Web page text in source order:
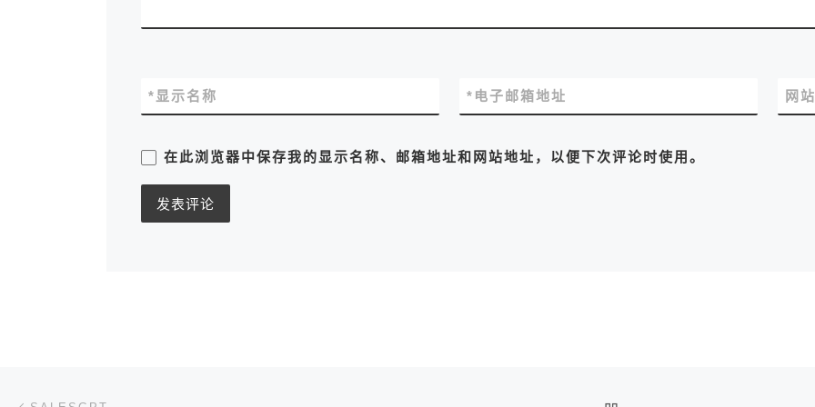
显示名称
* 电子邮箱地址
* 网
在此浏览器中保存我的显示名称、邮箱地址和网站地址，以便下次评论时使用。
文章导航